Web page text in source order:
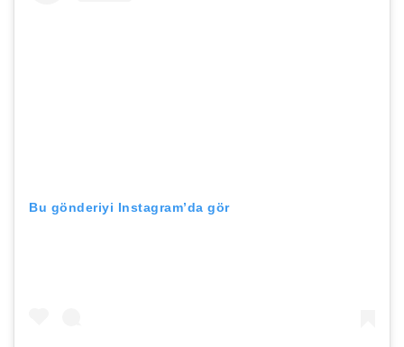
Bu gönderiyi Instagram’da gör